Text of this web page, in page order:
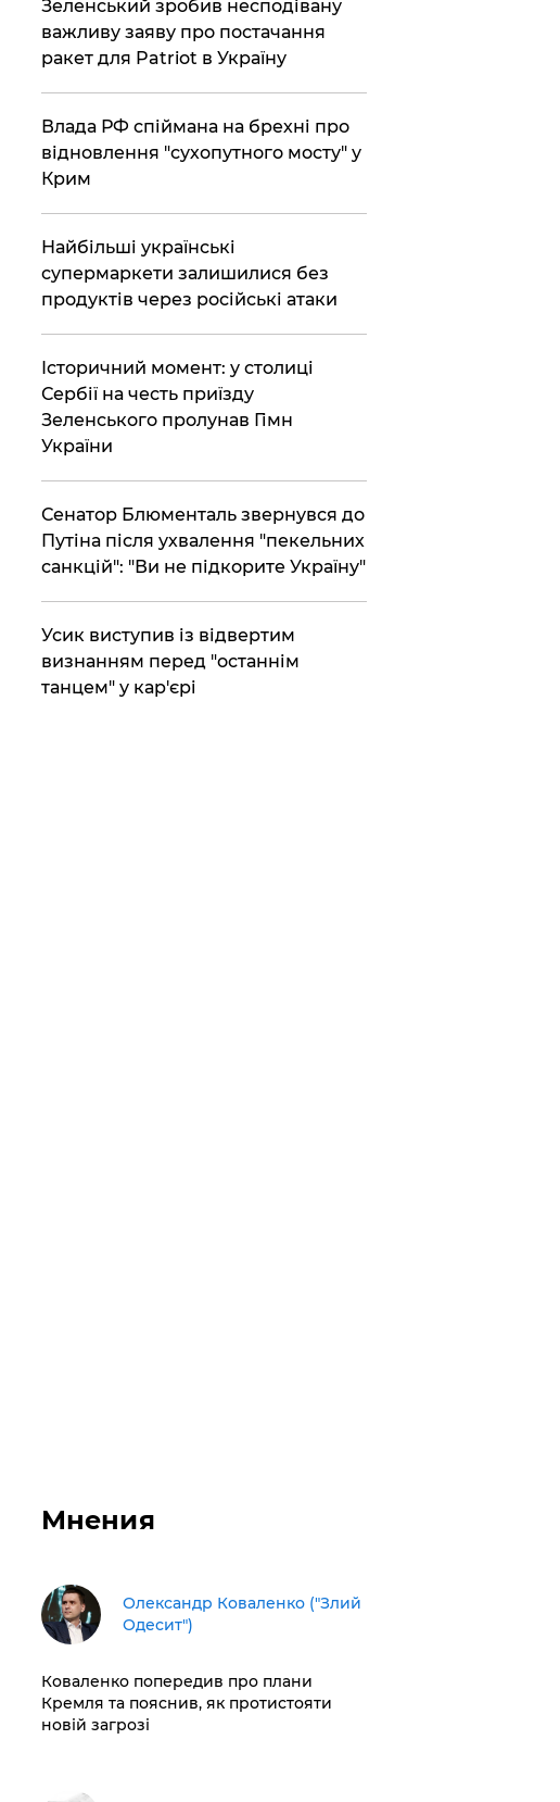
Зеленський зробив несподівану
важливу заяву про постачання
ракет для Patriot в Україну
Влада РФ спіймана на брехні про
відновлення "сухопутного мосту" у
Крим
Найбільші українські
супермаркети залишилися без
продуктів через російські атаки
Історичний момент: у столиці
Сербії на честь приїзду
Зеленського пролунав Гімн
України
Сенатор Блюменталь звернувся до
Путіна після ухвалення "пекельних
санкцій": "Ви не підкорите Україну"
​Усик виступив із відвертим
визнанням перед "останнім
танцем" у кар'єрі
Мнения
Олександр Коваленко ("Злий
Одесит")
Коваленко попередив про плани
Кремля та пояснив, як протистояти
новій загрозі